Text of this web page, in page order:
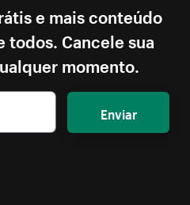
e mais conteúdo
todos. Cancele sua
momento.
Enviar